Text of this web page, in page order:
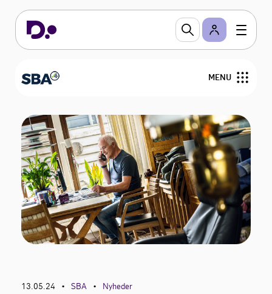
MENU
Om SBA
Arrangementer og netværk
Bliv medlem
Servicenormen
Personalejura og rådgivning
13.05.24 • SBA • Nyheder